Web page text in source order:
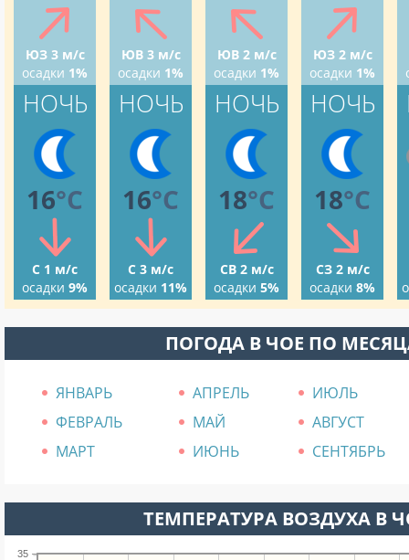
ЮЗ 3 м/с
осадки 1%
НОЧЬ
16°C
С 1 м/с
осадки 9%
ЮВ 3 м/с
осадки 1%
НОЧЬ
16°C
С 3 м/с
осадки 11%
ЮВ 2 м/с
осадки 1%
НОЧЬ
18°C
СВ 2 м/с
осадки 5%
ЮЗ 2 м/с
осадки 1%
НОЧЬ
18°C
СЗ 2 м/с
осадки 8%
ПОГОДА В ЧОЕ ПО
ЯНВАРЬ АПРЕЛЬ
ИЮЛЬ
ФЕВРАЛЬ
МАЙ
АВГУСТ
МАРТ
ИЮНЬ СЕНТЯБРЬ
ТЕМПЕРАТУРА ВОЗДУХА В
35